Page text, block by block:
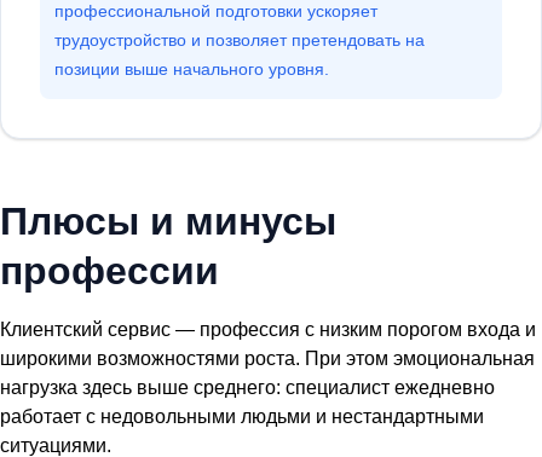
профессиональной подготовки ускоряет
трудоустройство и позволяет претендовать на
позиции выше начального уровня.
Плюсы и минусы
профессии
Клиентский сервис — профессия с низким порогом входа и
широкими возможностями роста. При этом эмоциональная
нагрузка здесь выше среднего: специалист ежедневно
работает с недовольными людьми и нестандартными
ситуациями.